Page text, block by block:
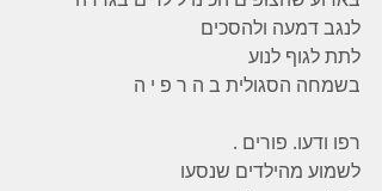
לנגב דמעה ולהסכים
לתת לגוף לנוע
בשמחה הסגולית ב ה ר פ י ה
רפו ודעו. פורים .
לשמוע מהילדים שנסעו